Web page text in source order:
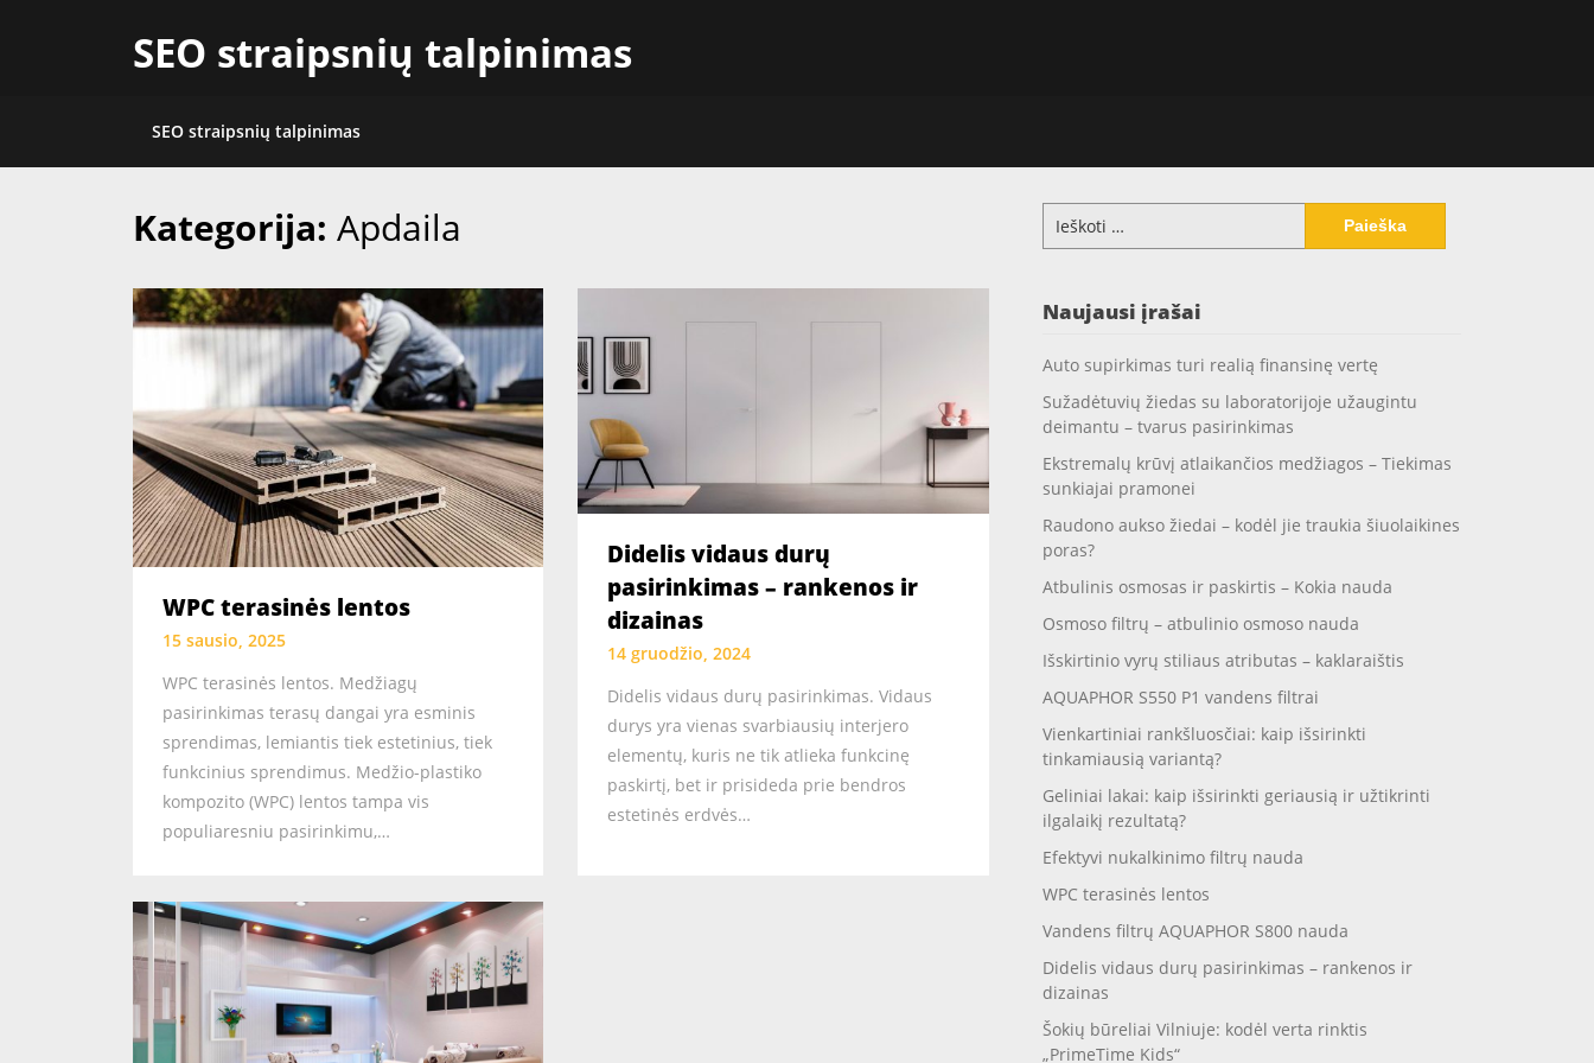
SEO straipsnių talpinimas
SEO straipsnių talpinimas
Kategorija: Apdaila
WPC terasinės lentos
15 sausio, 2025
WPC terasinės lentos. Medžiagų
pasirinkimas terasų dangai yra esminis
sprendimas, lemiantis tiek estetinius, tiek
funkcinius sprendimus. Medžio-plastiko
kompozito (WPC) lentos tampa vis
populiaresniu pasirinkimu,…
Didelis vidaus durų
pasirinkimas – rankenos ir
dizainas
14 gruodžio, 2024
Didelis vidaus durų pasirinkimas. Vidaus
durys yra vienas svarbiausių interjero
elementų, kuris ne tik atlieka funkcinę
paskirtį, bet ir prisideda prie bendros
estetinės erdvės…
Ieškoti:
Naujausi įrašai
Auto supirkimas turi realią finansinę vertę
Sužadėtuvių žiedas su laboratorijoje užaugintu
deimantu – tvarus pasirinkimas
Ekstremalų krūvį atlaikančios medžiagos – Tiekimas
sunkiajai pramonei
Raudono aukso žiedai – kodėl jie traukia šiuolaikines
poras?
Atbulinis osmosas ir paskirtis – Kokia nauda
Osmoso filtrų – atbulinio osmoso nauda
Išskirtinio vyrų stiliaus atributas – kaklaraištis
AQUAPHOR S550 P1 vandens filtrai
Vienkartiniai rankšluosčiai: kaip išsirinkti
tinkamiausią variantą?
Geliniai lakai: kaip išsirinkti geriausią ir užtikrinti
ilgalaikį rezultatą?
Efektyvi nukalkinimo filtrų nauda
WPC terasinės lentos
Vandens filtrų AQUAPHOR S800 nauda
Didelis vidaus durų pasirinkimas – rankenos ir
dizainas
Šokių būreliai Vilniuje: kodėl verta rinktis
„PrimeTime Kids“